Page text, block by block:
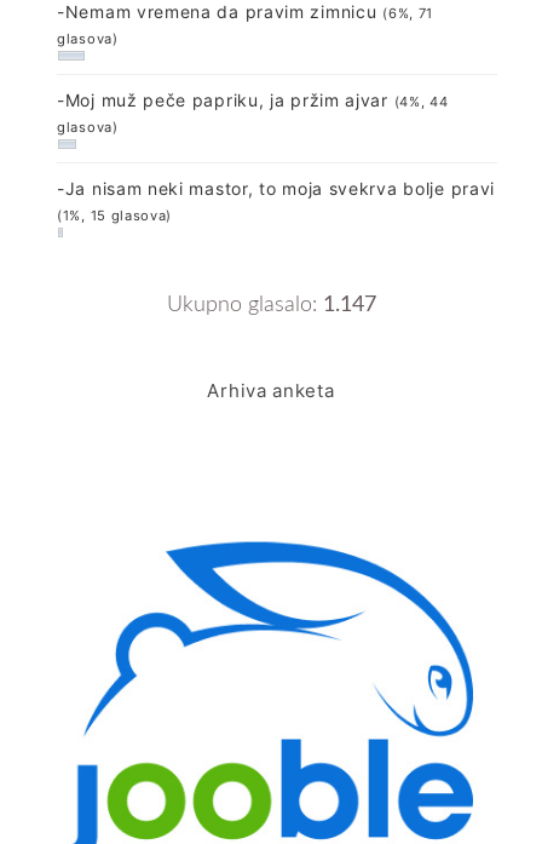
-Nemam vremena da pravim zimnicu (6%, 71
glasova)
-Moj muž peče papriku, ja pržim ajvar (4%, 44
glasova)
-Ja nisam neki mastor, to moja svekrva bolje pravi
(1%, 15 glasova)
Ukupno glasalo: 1.147
Arhiva anketa